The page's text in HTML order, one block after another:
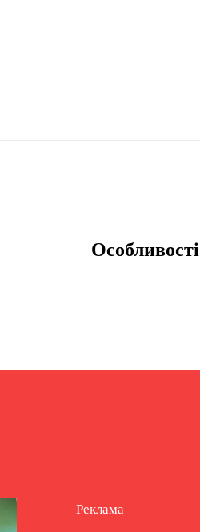
Реклама